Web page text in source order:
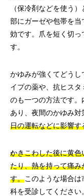
（保冷剤などを使う
部にガーゼや包帯を
効です。爪を短く切っ
す。
かゆみが強くてどうし
イプの薬や、抗ヒス
のも一つの方法です。
あり、夜間のかゆみ
日の運転などに影響
かきこわした後に黄
たり、熱を持って痛
す。このような場合
科を受診してください。